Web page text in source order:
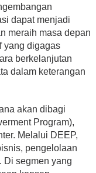
dapat menjadi
meraih masa depan
yang digagas
berkelanjutan
dalam keterangan
akan dibagi
Program),
Melalui DEEP,
pengelolaan
Di segmen yang